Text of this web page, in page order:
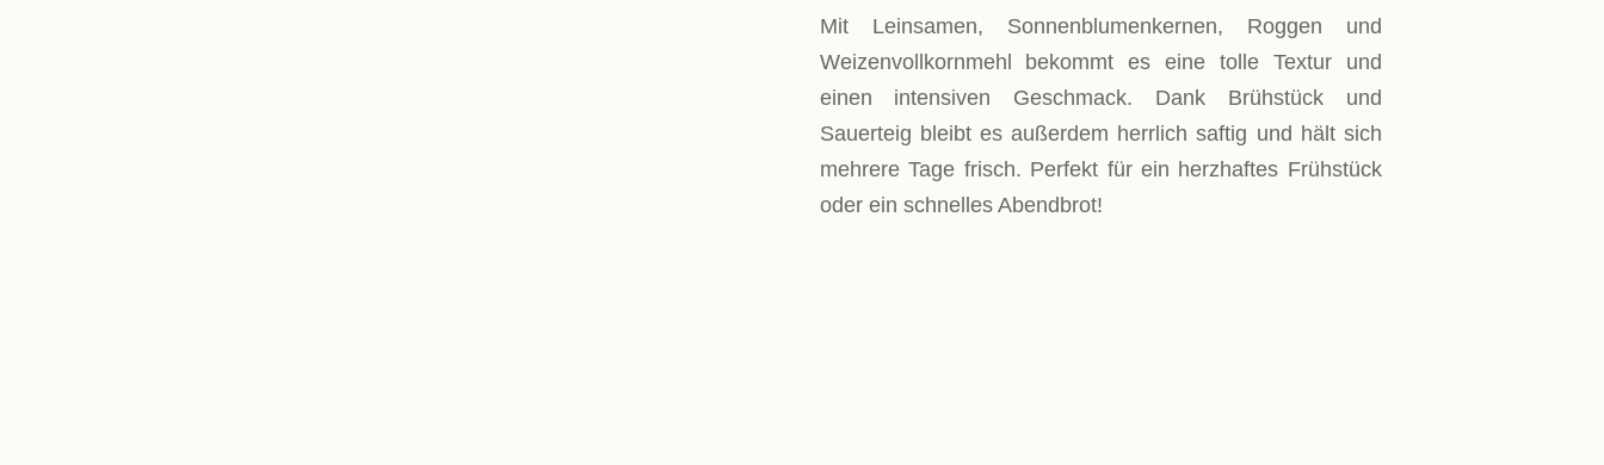
Mit Leinsamen, Sonnenblumenkernen, Roggen und
Weizenvollkornmehl bekommt es eine tolle Textur und
einen intensiven Geschmack. Dank Brühstück und
Sauerteig bleibt es außerdem herrlich saftig und hält sich
mehrere Tage frisch. Perfekt für ein herzhaftes Frühstück
oder ein schnelles Abendbrot!